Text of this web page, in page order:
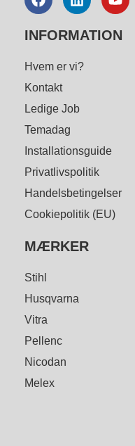
INFORMATION
Hvem er vi?
Kontakt
Ledige Job
Temadag
Installationsguide
Privatlivspolitik
Handelsbetingelser
Cookiepolitik (EU)
MÆRKER
Stihl
Husqvarna
Vitra
Pellenc
Nicodan
Melex